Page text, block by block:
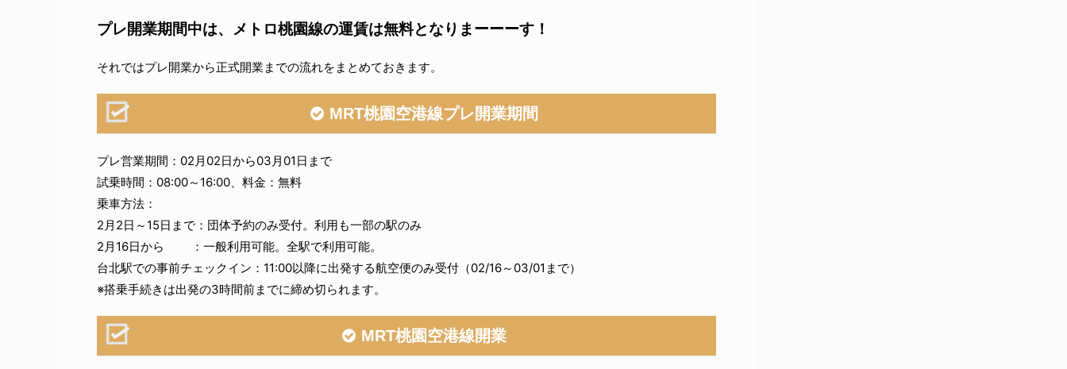
プレ開業期間中は、メトロ桃園線の運賃は無料となりまーーーす！
それではプレ開業から正式開業までの流れをまとめておきます。
MRT桃園空港線プレ開業期間
プレ営業期間：02月02日から03月01日まで
試乗時間：08:00～16:00、料金：無料
乗車方法：
2月2日～15日まで：団体予約のみ受付。利用も一部の駅のみ
2月16日から ：一般利用可能。全駅で利用可能。
台北駅での事前チェックイン：11:00以降に出発する航空便のみ受付（02/16～03/01まで）
※搭乗手続きは出発の3時間前までに締め切られます。
MRT桃園空港線開業